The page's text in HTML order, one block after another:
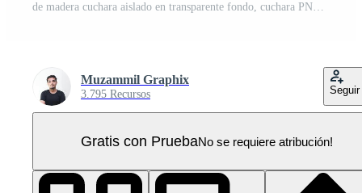
de madera cuchara aislado en transparente fondo, cuchara PNG Pro
Muzammil Graphix
3.795 Recursos Seguir
Gratis con PruebaNo se requiere atribución!